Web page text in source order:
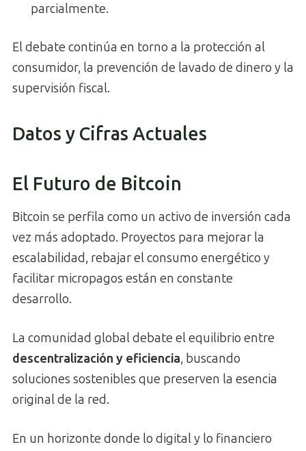
parcialmente.
El debate continúa en torno a la protección al
consumidor, la prevención de lavado de dinero y la
supervisión fiscal.
Datos y Cifras Actuales
El Futuro de Bitcoin
Bitcoin se perfila como un activo de inversión cada
vez más adoptado. Proyectos para mejorar la
escalabilidad, rebajar el consumo energético y
facilitar micropagos están en constante
desarrollo.
La comunidad global debate el equilibrio entre
descentralización y eficiencia, buscando
soluciones sostenibles que preserven la esencia
original de la red.
En un horizonte donde lo digital y lo financiero